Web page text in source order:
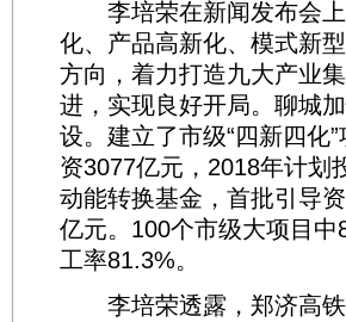
李培荣在新闻发布会上
化、产品高新化、模式新
方向，着力打造九大产业
进，实现良好开局。聊城
设。建立了市级“四新四化
资3077亿元，2018年计划
动能转换基金，首批引导
亿元。100个市级大项目
工率81.3%。
李培荣透露，郑济高铁